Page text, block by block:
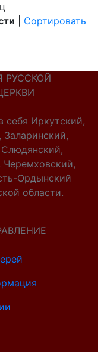
Сортировать
РУССКОЙ
себя Иркутский,
Слюдянский,
Черемховский,
Ордынский
области.